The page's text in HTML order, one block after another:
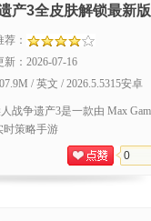
产3全皮肤解锁最新版
荐：
新： 2026-07-16
/ 英文 / 2026.5.5315安卓
战争遗产3是一款由 Max
时策略手游
0